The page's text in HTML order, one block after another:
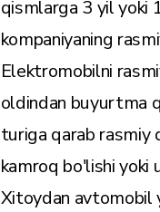
qismlarga 3 yil yoki
kompaniyaning
Elektromobilni
oldindan buyurtma
turiga qarab
kamroq bo'lishi yoki
Xitoydan avtomobil